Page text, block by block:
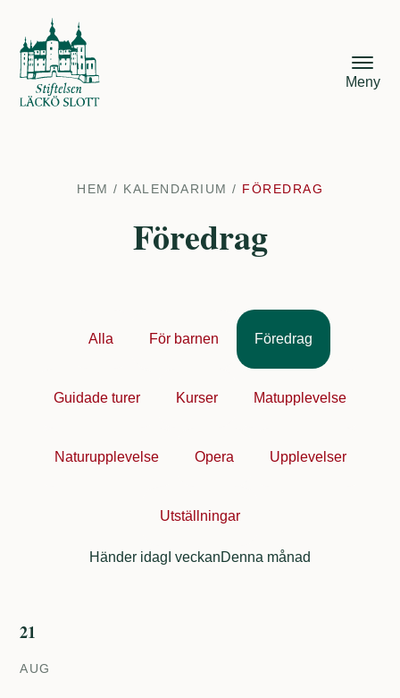
Meny
HEM / KALENDARIUM / FÖREDRAG
Föredrag
Alla För barnen Föredrag
Guidade turer Kurser Matupplevelse
Naturupplevelse Opera Upplevelser
Utställningar
Händer idag I veckanDenna månad
21
AUG